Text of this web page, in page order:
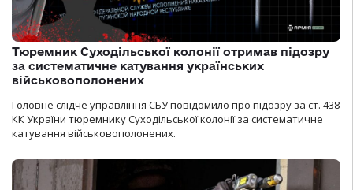
Тюремник Суходільської колонії отримав підозру
за систематичне катування українських
військовополонених
Головне слідче управління СБУ повідомило про підозру за ст. 438
КК України тюремнику Суходільської колонії за систематичне
катування військовополонених.